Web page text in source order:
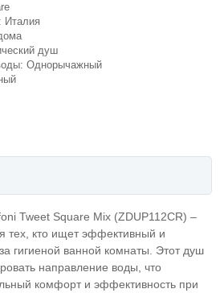
Италия
душ
Однорычажный
Tweet Square Mix (ZDUP112CR) –
тех, кто ищет эффективный и
гигиеной ванной комнаты. Этот душ
направление воды, что
комфорт и эффективность при